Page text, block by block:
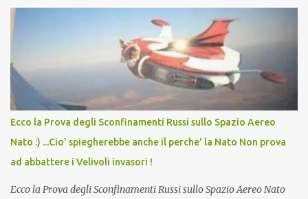
Vaccino come: l' Amaro del Capo, era "spettacolare Ghiacciato, ma
andava bene anche, a Temperatura Ambiente"! Riproponiamo
l'articolo per NON Dimenticare!
Ecco la Prova degli Sconfinamenti Russi sullo Spazio Aereo
Nato :) ...Cio' spiegherebbe anche il perche' la Nato Non prova
ad abbattere i Velivoli invasori !
Ecco la Prova degli Sconfinamenti Russi sullo Spazio Aereo Nato